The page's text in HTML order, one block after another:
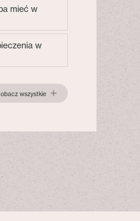
mieć w
w
wszystkie